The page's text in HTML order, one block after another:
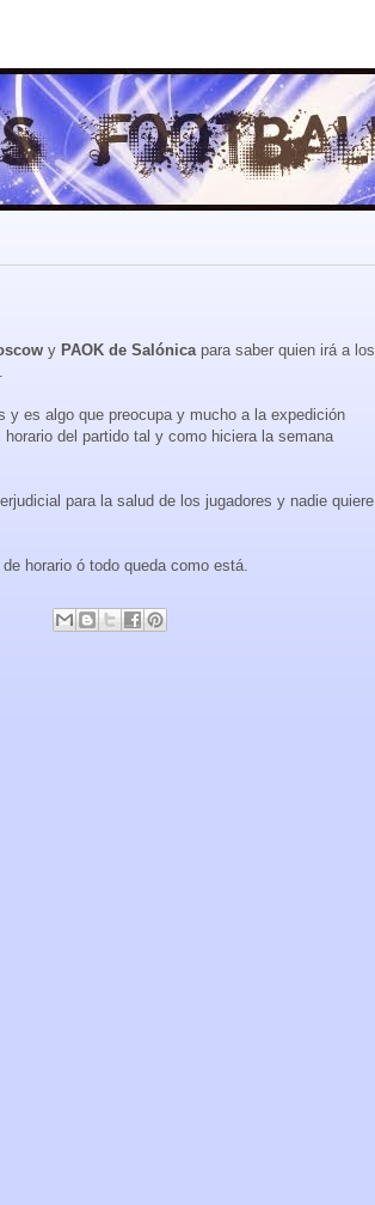
y PAOK de Salónica para saber quien irá a los
y es algo que preocupa y mucho a la expedición
del partido tal y como hiciera la semana
para la salud de los jugadores y nadie quiere
horario ó todo queda como está.